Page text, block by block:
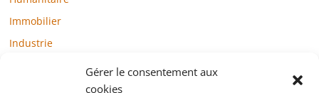
Gérer le consentement aux
cookies
Immobilier
Industrie